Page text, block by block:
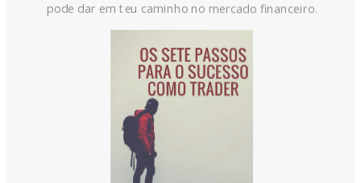
Além de divertimento, o objetivo do jogo é ajudar que
traders inciantes possam:
Se familizar com os principais padrões de
"Acostumar" o olho para detectar os padrões de
forma "automática"
pode dar em teu caminho no mercado financeiro.